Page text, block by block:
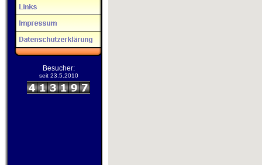
Besucher:
seit 23.5.2010